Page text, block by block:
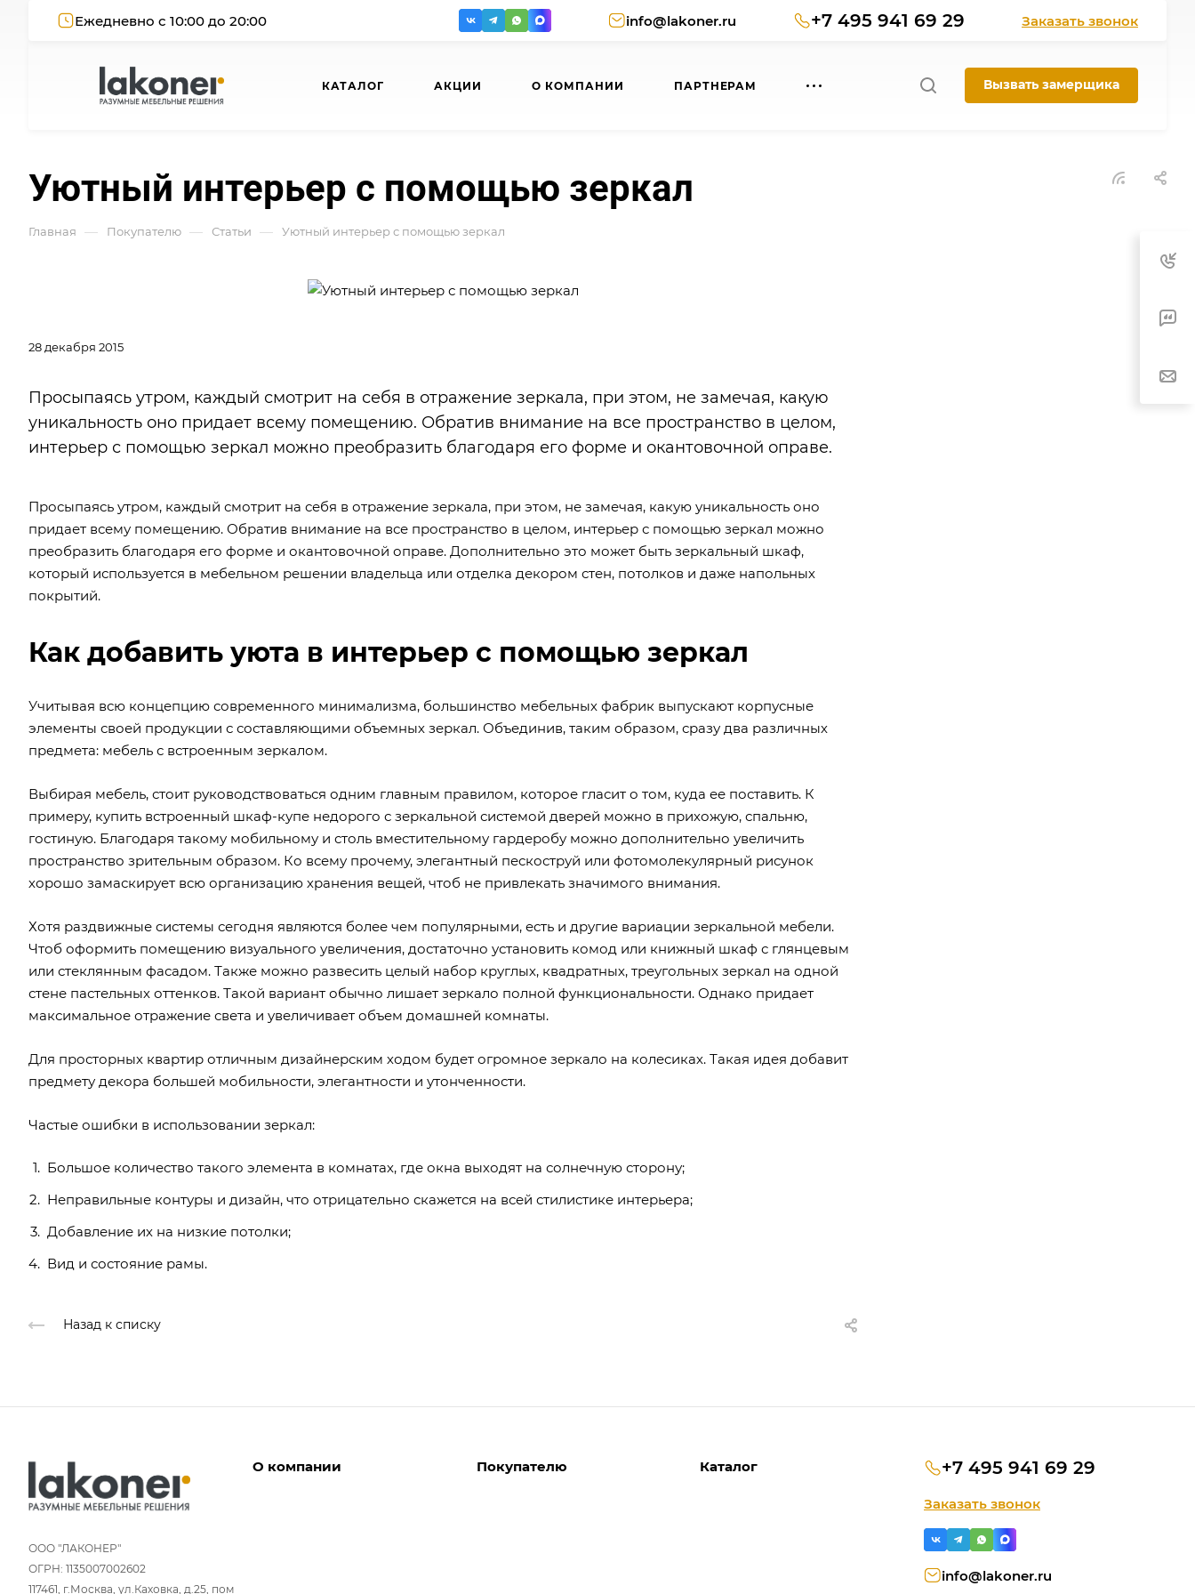
Ежедневно с 10:00 до 20:00 info@lakoner.ru +7 495 941 69 29 Заказать звонок
КАТАЛОГ АКЦИИ О КОМПАНИИ ПАРТНЕРАМ Вызвать замерщика
Уютный интерьер с помощью зеркал
Главная — Покупателю — Статьи — Уютный интерьер с помощью зеркал
28 декабря 2015
Просыпаясь утром, каждый смотрит на себя в отражение зеркала, при этом, не замечая, какую
уникальность оно придает всему помещению. Обратив внимание на все пространство в целом,
интерьер с помощью зеркал можно преобразить благодаря его форме и окантовочной оправе.
Просыпаясь утром, каждый смотрит на себя в отражение зеркала, при этом, не замечая, какую уникальность оно
придает всему помещению. Обратив внимание на все пространство в целом, интерьер с помощью зеркал можно
преобразить благодаря его форме и окантовочной оправе. Дополнительно это может быть зеркальный шкаф,
который используется в мебельном решении владельца или отделка декором стен, потолков и даже напольных
покрытий.
Как добавить уюта в интерьер с помощью зеркал
Учитывая всю концепцию современного минимализма, большинство мебельных фабрик выпускают корпусные
элементы своей продукции с составляющими объемных зеркал. Объединив, таким образом, сразу два различных
предмета: мебель с встроенным зеркалом.
Выбирая мебель, стоит руководствоваться одним главным правилом, которое гласит о том, куда ее поставить. К
примеру, купить встроенный шкаф-купе недорого с зеркальной системой дверей можно в прихожую, спальню,
гостиную. Благодаря такому мобильному и столь вместительному гардеробу можно дополнительно увеличить
пространство зрительным образом. Ко всему прочему, элегантный пескоструй или фотомолекулярный рисунок
хорошо замаскирует всю организацию хранения вещей, чтоб не привлекать значимого внимания.
Хотя раздвижные системы сегодня являются более чем популярными, есть и другие вариации зеркальной мебели.
Чтоб оформить помещению визуального увеличения, достаточно установить комод или книжный шкаф с глянцевым
или стеклянным фасадом. Также можно развесить целый набор круглых, квадратных, треугольных зеркал на одной
стене пастельных оттенков. Такой вариант обычно лишает зеркало полной функциональности. Однако придает
максимальное отражение света и увеличивает объем домашней комнаты.
Для просторных квартир отличным дизайнерским ходом будет огромное зеркало на колесиках. Такая идея добавит
предмету декора большей мобильности, элегантности и утонченности.
Частые ошибки в использовании зеркал:
Большое количество такого элемента в комнатах, где окна выходят на солнечную сторону;
Неправильные контуры и дизайн, что отрицательно скажется на всей стилистике интерьера;
Добавление их на низкие потолки;
Вид и состояние рамы.
Назад к списку
ООО "ЛАКОНЕР"
ОГРН: 1135007002602
117461, г.Москва, ул.Каховка, д.25, пом
О компании Покупателю Каталог +7 495 941 69 29
Заказать звонок
info@lakoner.ru